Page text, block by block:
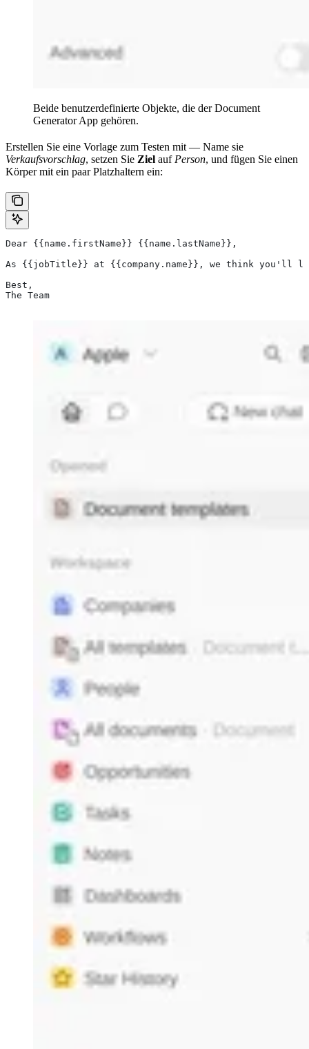
Beide benutzerdefinierte Objekte, die der Document
Generator App gehören.
Erstellen Sie eine Vorlage zum Testen mit — Name sie
Verkaufsvorschlag, setzen Sie Ziel auf Person, und fügen Sie einen
Körper mit ein paar Platzhaltern ein:
Dear {{name.firstName}} {{name.lastName}},
As {{jobTitle}} at {{company.name}}, we think you'll
Best,
The Team